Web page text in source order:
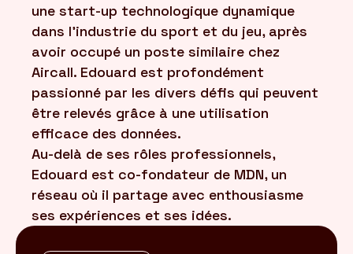
une start-up technologique dynamique
dans l'industrie du sport et du jeu, après
avoir occupé un poste similaire chez
Aircall. Edouard est profondément
passionné par les divers défis qui peuvent
être relevés grâce à une utilisation
efficace des données.
Au-delà de ses rôles professionnels,
Edouard est co-fondateur de MDN, un
réseau où il partage avec enthousiasme
ses expériences et ses idées.